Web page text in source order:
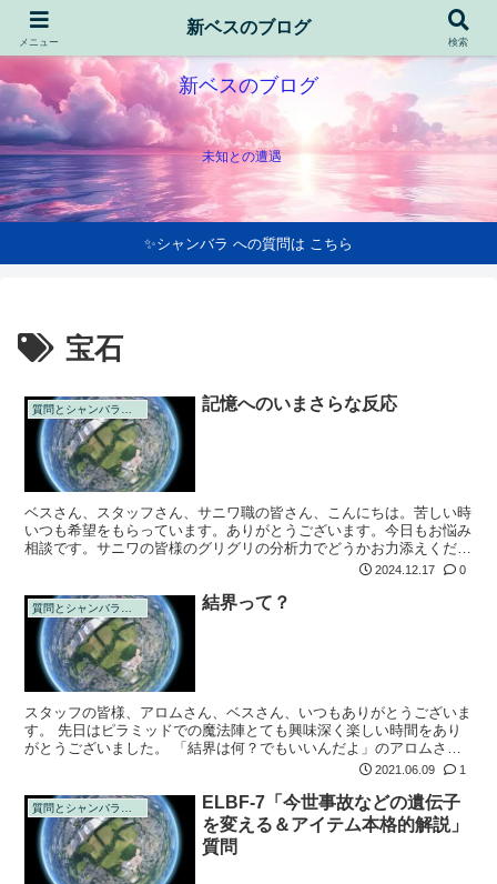
新ベスのブログ
未知との遭遇
✨シャンバラ への質問は こちら
宝石
記憶へのいまさらな反応
ベスさん、スタッフさん、サニワ職の皆さん、こんにちは。苦しい時
いつも希望をもらっています。ありがとうございます。今日もお悩み
相談です。サニワの皆様のグリグリの分析力でどうかお力添えくださ
い。 解決したいことは「自分なんていない方がいい」という劣等感
2024.12.17 0
質問とシャンバラの回答 結界って？
スタッフの皆様、アロムさん、ベスさん、いつもありがとうございま
す。 先日はピラミッドでの魔法陣とても興味深く楽しい時間をあり
がとうございました。 「結界は何？でもいいんだよ」のアロムさん
のお話から、そういえば具体的にどうなってるのかを教えてくださ
2021.06.09 1
質問とシャンバラの回答
ELBF-7「今世事故などの遺伝子
を変える＆アイテム本格的解説」
質問
メニュー
新ベスのブログ
検索